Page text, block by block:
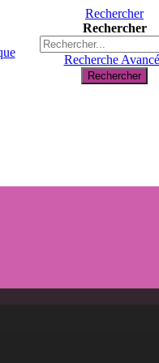
Rechercher
Rechercher
Recherche
Rechercher